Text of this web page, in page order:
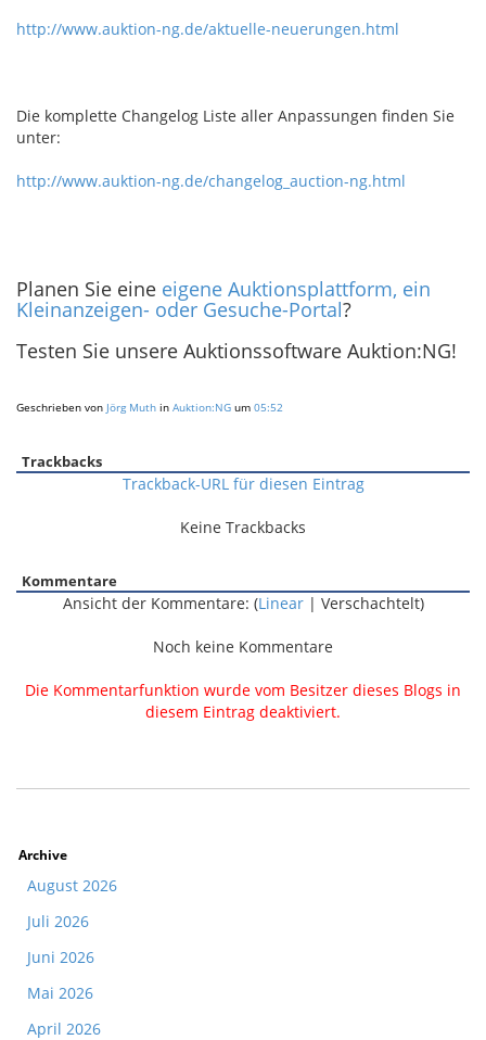
http://www.auktion-ng.de/aktuelle-neuerungen.html
Die komplette Changelog Liste aller Anpassungen finden Sie
unter:
http://www.auktion-ng.de/changelog_auction-ng.html
Planen Sie eine eigene Auktionsplattform, ein
Kleinanzeigen- oder Gesuche-Portal?
Testen Sie unsere Auktionssoftware Auktion:NG!
Geschrieben von Jörg Muth in Auktion:NG um 05:52
Trackbacks
Trackback-URL für diesen Eintrag
Keine Trackbacks
Kommentare
Ansicht der Kommentare: (Linear| Verschachtelt)
Noch keine Kommentare
Die Kommentarfunktion wurde vom Besitzer dieses Blogs in
diesem Eintrag deaktiviert.
Archive
August 2026
Juli 2026
Juni 2026
Mai 2026
April 2026